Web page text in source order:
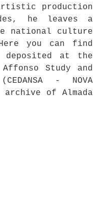
production
he leaves a
national culture
you can find
deposited at the
Study and
- NOVA
archive of Almada